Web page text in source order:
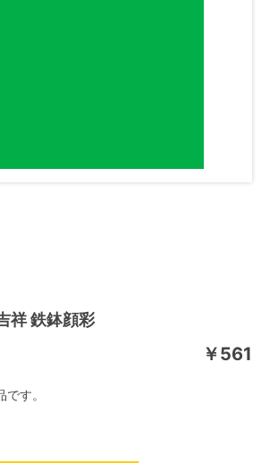
祥 鉄鉢顔彩
￥561
す。